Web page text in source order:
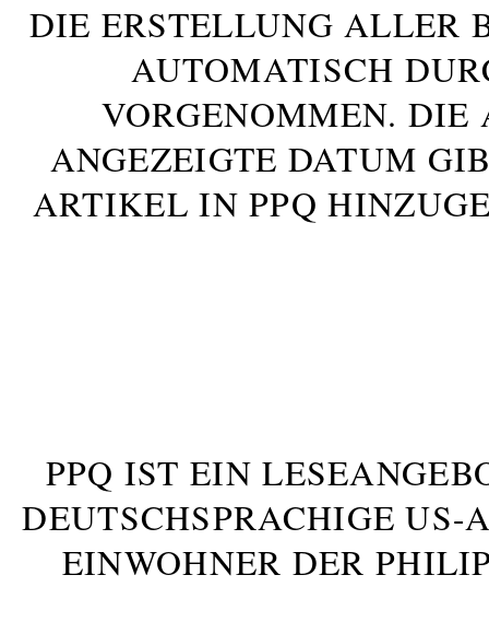
DIE ERSTELLUNG ALLER
AUTOMATISCH
VORGENOMMEN. DIE
ANGEZEIGTE DATUM
ARTIKEL IN PPQ
PPQ IST EIN
DEUTSCHSPRACHIGE US-
INWOHNER DER